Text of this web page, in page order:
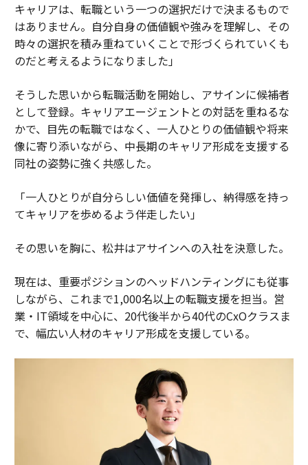
キャリアは、転職という一つの選択だけで決まるもので
はありません。自分自身の価値観や強みを理解し、その
時々の選択を積み重ねていくことで形づくられていくも
のだと考えるようになりました」
そうした思いから転職活動を開始し、アサインに候補者
として登録。キャリアエージェントとの対話を重ねるな
かで、目先の転職ではなく、一人ひとりの価値観や将来
像に寄り添いながら、中長期のキャリア形成を支援する
同社の姿勢に強く共感した。
「一人ひとりが自分らしい価値を発揮し、納得感を持っ
てキャリアを歩めるよう伴走したい」
その思いを胸に、松井はアサインへの入社を決意した。
現在は、重要ポジションのヘッドハンティングにも従事
しながら、これまで1,000名以上の転職支援を担当。営
業・IT領域を中心に、20代後半から40代のCxOクラスま
で、幅広い人材のキャリア形成を支援している。